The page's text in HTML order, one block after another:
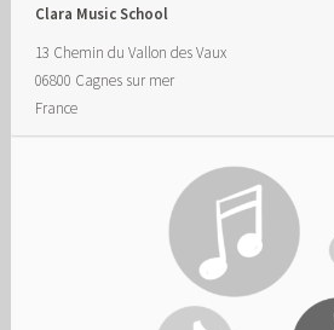
Clara Music School
13 Chemin du Vallon des Vaux
06800 Cagnes sur mer
France